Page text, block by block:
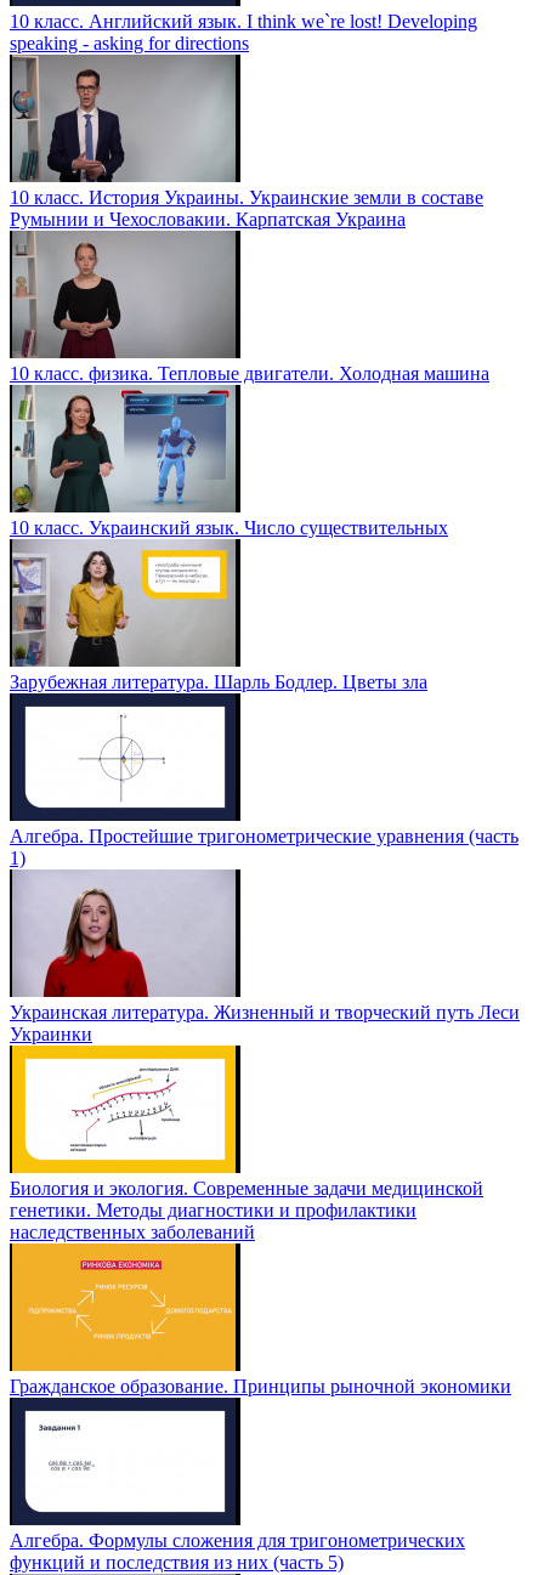
10 класс. Английский язык. I think we`re lost! Developing
speaking - asking for directions
10 класс. История Украины. Украинские земли в составе
Румынии и Чехословакии. Карпатская Украина
10 класс. физика. Тепловые двигатели. Холодная машина
10 класс. Украинский язык. Число существительных
Зарубежная литература. Шарль Бодлер. Цветы зла
Алгебра. Простейшие тригонометрические уравнения (часть
1)
Украинская литература. Жизненный и творческий путь Леси
Украинки
Биология и экология. Современные задачи медицинской
генетики. Методы диагностики и профилактики
наследственных заболеваний
Гражданское образование. Принципы рыночной экономики
Алгебра. Формулы сложения для тригонометрических
функций и последствия из них (часть 5)